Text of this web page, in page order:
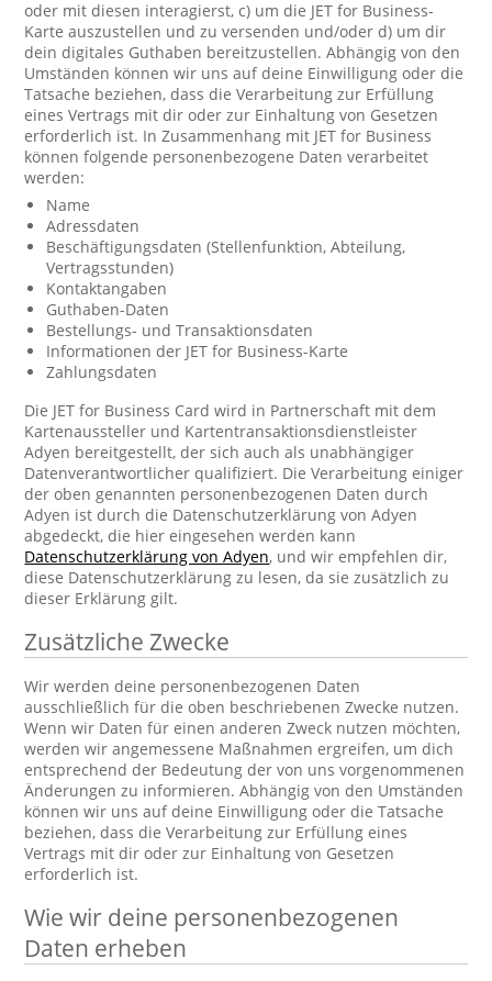
oder mit diesen interagierst, c) um die JET for Business-
Karte auszustellen und zu versenden und/oder d) um dir
dein digitales Guthaben bereitzustellen. Abhängig von den
Umständen können wir uns auf deine Einwilligung oder die
Tatsache beziehen, dass die Verarbeitung zur Erfüllung
eines Vertrags mit dir oder zur Einhaltung von Gesetzen
erforderlich ist. In Zusammenhang mit JET for Business
können folgende personenbezogene Daten verarbeitet
werden:
Name
Adressdaten
Beschäftigungsdaten (Stellenfunktion, Abteilung,
Vertragsstunden)
Kontaktangaben
Guthaben-Daten
Bestellungs- und Transaktionsdaten
Informationen der JET for Business-Karte
Zahlungsdaten
Die JET for Business Card wird in Partnerschaft mit dem
Kartenaussteller und Kartentransaktionsdienstleister
Adyen bereitgestellt, der sich auch als unabhängiger
Datenverantwortlicher qualifiziert. Die Verarbeitung einiger
der oben genannten personenbezogenen Daten durch
Adyen ist durch die Datenschutzerklärung von Adyen
abgedeckt, die hier eingesehen werden kann
Datenschutzerklärung von Adyen, und wir empfehlen dir,
diese Datenschutzerklärung zu lesen, da sie zusätzlich zu
dieser Erklärung gilt.
Zusätzliche Zwecke
Wir werden deine personenbezogenen Daten
ausschließlich für die oben beschriebenen Zwecke nutzen.
Wenn wir Daten für einen anderen Zweck nutzen möchten,
werden wir angemessene Maßnahmen ergreifen, um dich
entsprechend der Bedeutung der von uns vorgenommenen
Änderungen zu informieren. Abhängig von den Umständen
können wir uns auf deine Einwilligung oder die Tatsache
beziehen, dass die Verarbeitung zur Erfüllung eines
Vertrags mit dir oder zur Einhaltung von Gesetzen
erforderlich ist.
Wie wir deine personenbezogenen
Daten erheben